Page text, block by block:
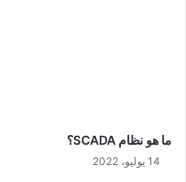
ما هو نظام SCADA؟
14 يوليو، 2022